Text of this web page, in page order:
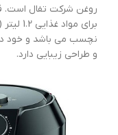
نچسب می باشد و خود
و طراحی زیبایی دارد.